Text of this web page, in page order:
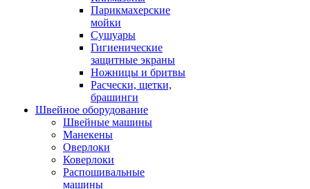
Парикмахерские
мойки
Сушуары
Гигиенические
защитные экраны
Ножницы и бритвы
Расчески, щетки,
брашинги
Швейное оборудование
Швейные машины
Манекены
Оверлоки
Коверлоки
Распошивальные
машины